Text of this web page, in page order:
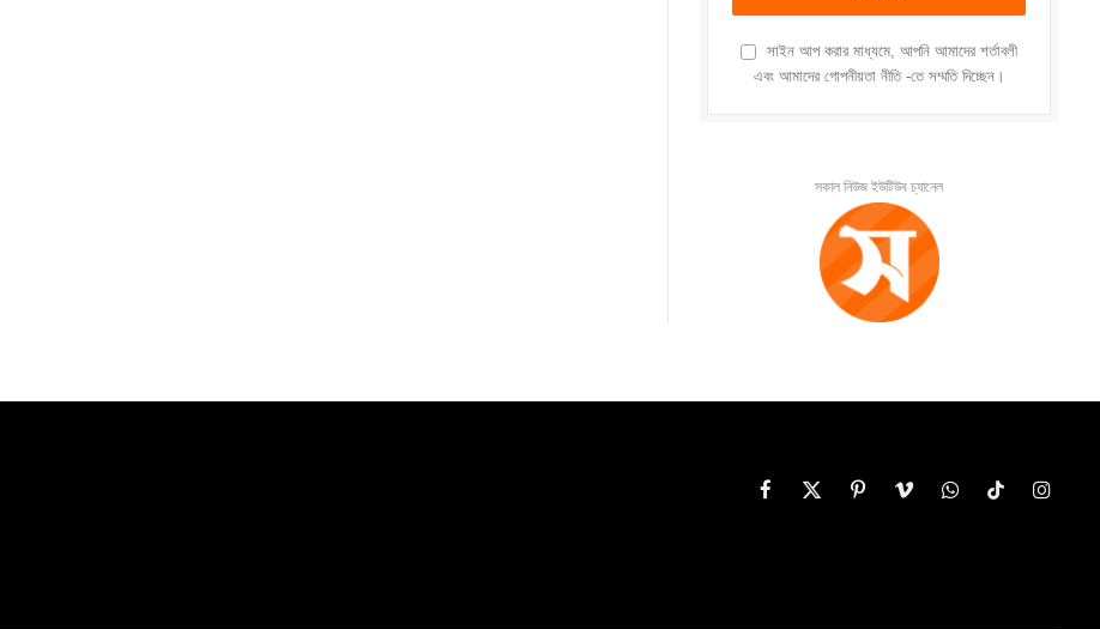
সাইন আপ করার মাধ্যমে, আপনি আমাদের শর্তাবলী
এবং আমাদের গোপনীয়তা নীতি -তে সম্মতি দিচ্ছেন।
সকাল নিউজ ইউটিউব চ্যানেল
Facebook
X
PinterestVimeoWhatsAppTikTok